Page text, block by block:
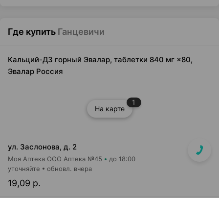
Где купить Ганцевичи
Кальций-Д3 горный Эвалар, таблетки 840 мг ×80,
Эвалар Россия
На карте
1
ул. Заслонова, д. 2
Моя Аптека ООО Аптека №45 до 18:00
19,09 р.
уточняйте обновл. вчера